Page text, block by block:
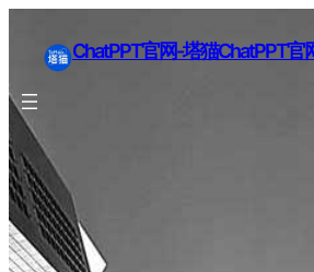
ChatPPT官网-塔猫ChatPPT官